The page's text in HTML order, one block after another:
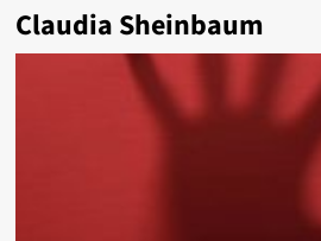
Claudia Sheinbaum